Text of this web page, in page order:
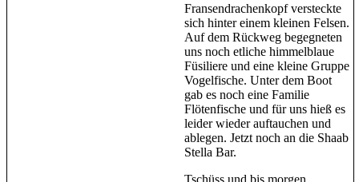
Fransendrachenkopf versteckte
sich hinter einem kleinen Felsen.
Auf dem Rückweg begegneten
uns noch etliche himmelblaue
Füsiliere und eine kleine Gruppe
Vogelfische. Unter dem Boot
gab es noch eine Familie
Flötenfische und für uns hieß es
leider wieder auftauchen und
ablegen. Jetzt noch an die Shaab
Stella Bar.
Tschüss und bis morgen